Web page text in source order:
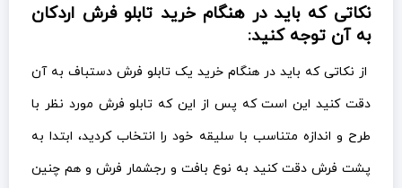
نکاتی که باید در هنگام خرید تابلو فرش اردکان
به آن توجه کنید:
از نکاتی که باید در هنگام خرید یک تابلو فرش دستباف به آن
دقت کنید این است که پس از این که تابلو فرش مورد نظر با
طرح و اندازه متناسب با سلیقه خود را انتخاب کردید، ابتدا به
پشت فرش دقت کنید به نوع بافت و رجشمار فرش و هم چنین